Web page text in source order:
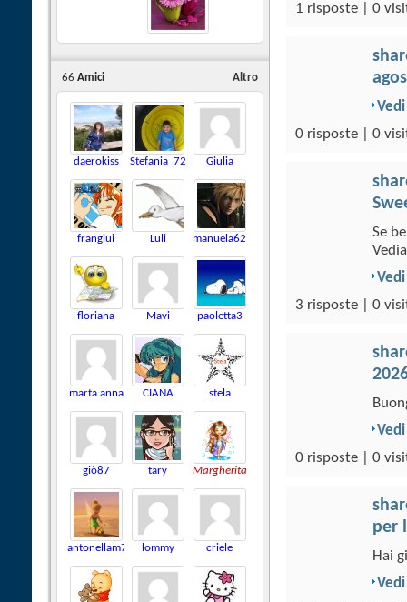
Altro
66 Amici
daerokiss Stefania_72 Giulia
frangiui Luli manuela62
floriana Mavi paoletta3
marta anna CIANA stela
giò87 tary Margherita
antonellam74 lommy criele
1 risposte | 0
0 risposte | 0
Se
3 risposte | 0
0 risposte | 0
per
Hai